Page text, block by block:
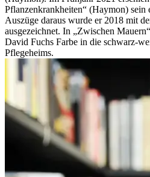
Pflanzenkrankheiten“ (Haymon) sein
Auszüge daraus wurde er 2018 mit
ausgezeichnet. In „Zwischen
David Fuchs Farbe in die schwarz-
Pflegeheims.